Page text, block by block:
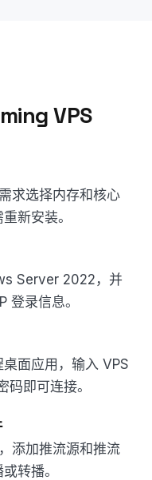
VPS
求选择内存和核心
新安装。
Server 2022，并
登录信息。
面应用，输入 VPS
码即可连接。
添加推流源和推流
转播。